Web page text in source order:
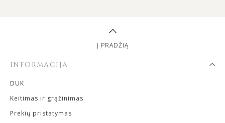
INFORMACIJA
DUK
Keitimas ir grąžinimas
Prekių pristatymas
Į PRADŽIĄ